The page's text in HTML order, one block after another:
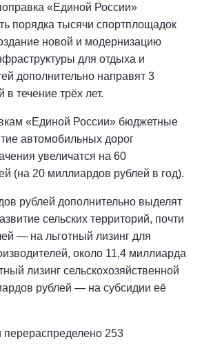
«Единой России»
порядка тысячи спортплощадок
новой и модернизацию
для отдыха и
дополнительно направят 3
течение трёх лет.
«Единой России» бюджетные
автомобильных дорог
увеличатся на 60
(на 20 миллиардов рублей в год).
рублей дополнительно выделят
сельских территорий, почти
— на льготный лизинг для
около 11,4 миллиарда
лизинг сельскохозяйственной
рублей — на субсидии её
253